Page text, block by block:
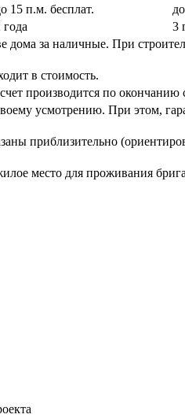
15 п.м. бесплат.
года 3
дома за наличные. При
в стоимость.
производится по окончанию
усмотрению. При этом,
приблизительно
место для проживания